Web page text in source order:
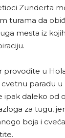
Zunderta
turama da
mesta iz
u
paradu u
ipak daleko od
za tugu,
boja i